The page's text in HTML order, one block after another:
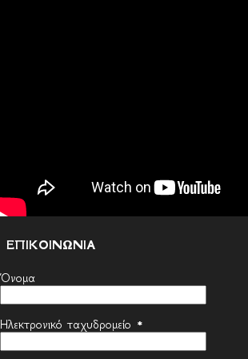
ΕΠΙΚΟΙΝΩΝΙΑ
Όνομα
Ηλεκτρονικό ταχυδρομείο *